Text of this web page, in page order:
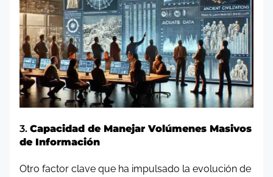
3. Capacidad de Manejar Volúmenes Masivos
de Información
Otro factor clave que ha impulsado la evolución de